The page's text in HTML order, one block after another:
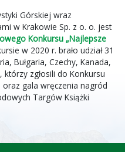
Górskiej wraz
w Krakowie Sp. z o. o. jest
Konkursu „Najlepsze
w 2020 r. brało udział 31
Bułgaria, Czechy, Kanada,
którzy zgłosili do Konkursu
gala wręczenia nagród
Targów Książki